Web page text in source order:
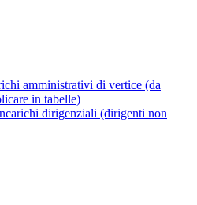
amministrativi di vertice (da
in tabelle)
dirigenziali (dirigenti non